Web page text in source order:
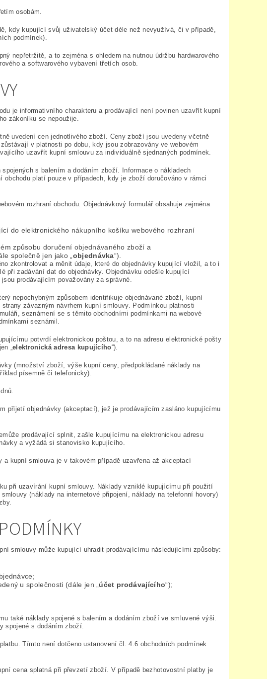
osobám.
kdy kupující svůj uživatelský účet déle než nevyužívá, či v případě,
podmínek).
nepřetržitě, a to zejména s ohledem na nutnou údržbu hardwarového
a softwarového vybavení třetích osob.
je informativního charakteru a prodávající není povinen uzavřít kupní
zákoníku se nepoužije.
uvedení cen jednotlivého zboží. Ceny zboží jsou uvedeny včetně
v platnosti po dobu, kdy jsou zobrazovány ve webovém
uzavřít kupní smlouvu za individuálně sjednaných podmínek.
s balením a dodáním zboží. Informace o nákladech
platí pouze v případech, kdy je zboží doručováno v rámci
rozhraní obchodu. Objednávkový formulář obsahuje zejména
do elektronického nákupního košíku webového rozhraní
způsobu doručení objednávaného zboží a
společně jen jako „objednávka“).
zkontrolovat a měnit údaje, které do objednávky kupující vložil, a to i
při zadávání dat do objednávky. Objednávku odešle kupující
prodávajícím považovány za správné.
nepochybným způsobem identifikuje objednávané zboží, kupní
závazným návrhem kupní smlouvy. Podmínkou platnosti
seznámení se s těmito obchodními podmínkami na webové
seznámil.
potvrdí elektronickou poštou, a to na adresu elektronické pošty
„elektronická adresa kupujícího“).
(množství zboží, výše kupní ceny, předpokládané náklady na
písemně či telefonicky).
přijetí objednávky (akceptací), jež je prodávajícím zasláno kupujícímu
prodávající splnit, zašle kupujícímu na elektronickou adresu
a vyžádá si stanovisko kupujícího.
kupní smlouva je v takovém případě uzavřena až akceptací
při uzavírání kupní smlouvy. Náklady vzniklé kupujícímu při použití
(náklady na internetové připojení, náklady na telefonní hovory)
smlouvy může kupující uhradit prodávajícímu následujícími způsoby:
u společnosti (dále jen „účet prodávajícího“);
také náklady spojené s balením a dodáním zboží ve smluvené výši.
spojené s dodáním zboží.
Tímto není dotčeno ustanovení čl. 4.6 obchodních podmínek
cena splatná při převzetí zboží. V případě bezhotovostní platby je